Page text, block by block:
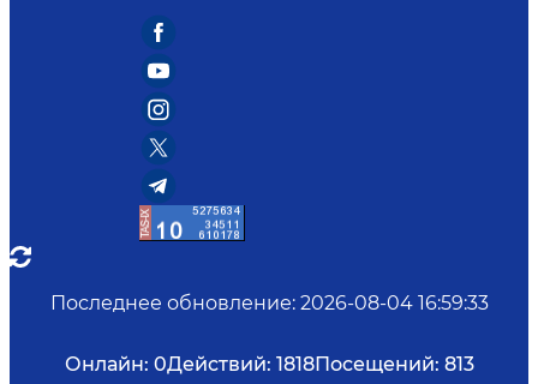
Последнее обновление: 2026-08-04 16:59:33
Онлайн: 0Действий: 1818Посещений: 813